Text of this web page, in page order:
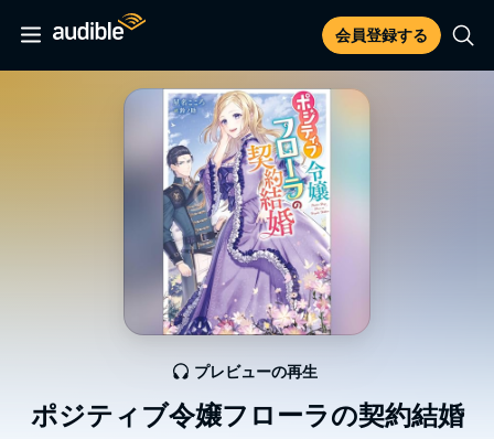
会員登録する
ポジティブ令嬢フローラの契約結婚
プレビューの再生